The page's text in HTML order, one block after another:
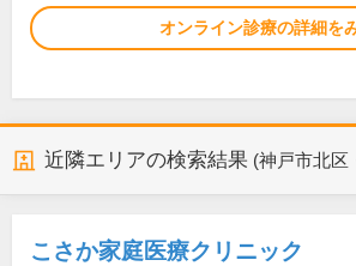
オンライン診療の詳細を
近隣エリアの検索結果 (神戸市北区
こさか家庭医療クリニック